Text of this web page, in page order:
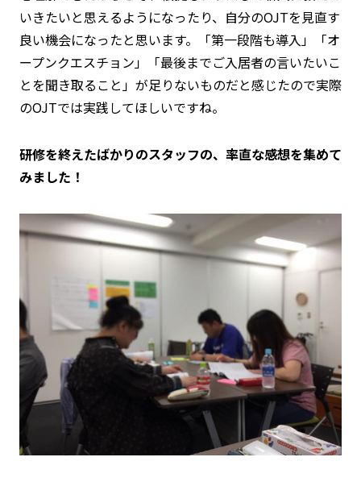
いきたいと思えるようになったり、自分のOJTを見直す
良い機会になったと思います。「第一段階も導入」「オ
ープンクエスチョン」「最後までご入居者の言いたいこ
とを聞き取ること」が足りないものだと感じたので実際
のOJTでは実践してほしいですね。
研修を終えたばかりのスタッフの、率直な感想を集めて
みました！